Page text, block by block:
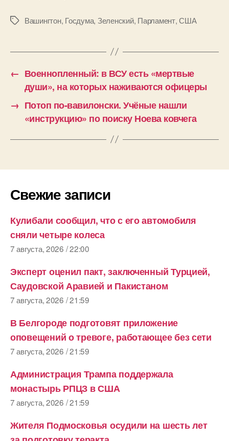
МеткиВашингтон, Госдума, Зеленский, Парламент,США
← Военнопленный: в ВСУ есть «мертвые
души», на которых наживаются офицеры
→ Потоп по-вавилонски. Учёные нашли
«инструкцию» по поиску Ноева ковчега
Свежие записи
Кулибали сообщил, что с его автомобиля
сняли четыре колеса
7 августа, 2026 / 22:00
Эксперт оценил пакт, заключенный Турцией,
Саудовской Аравией и Пакистаном
7 августа, 2026 / 21:59
В Белгороде подготовят приложение
оповещений о тревоге, работающее без сети
7 августа, 2026 / 21:59
Администрация Трампа поддержала
монастырь РПЦЗ в США
7 августа, 2026 / 21:59
Жителя Подмосковья осудили на шесть лет